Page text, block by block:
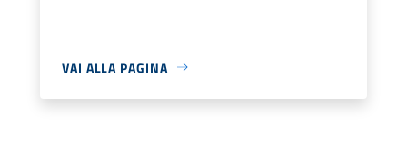
VAI ALLA PAGINA